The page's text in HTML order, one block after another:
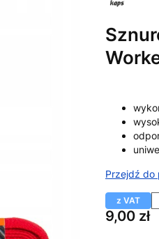
Przejdź do
z VAT
Cena
9,00 zł